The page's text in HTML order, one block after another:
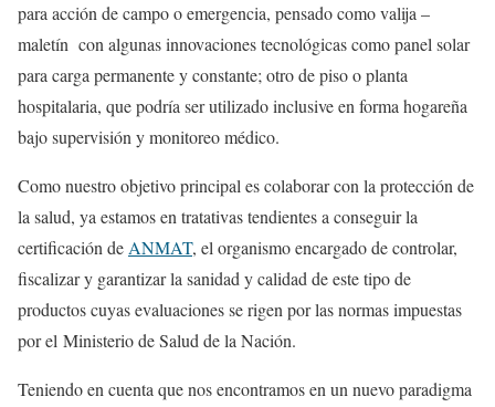
para acción de campo o emergencia, pensado como valija –
maletín con algunas innovaciones tecnológicas como panel solar
para carga permanente y constante; otro de piso o planta
hospitalaria, que podría ser utilizado inclusive en forma hogareña
bajo supervisión y monitoreo médico.
Como nuestro objetivo principal es colaborar con la protección de
la salud, ya estamos en tratativas tendientes a conseguir la
certificación deANMAT, el organismo encargado de controlar,
fiscalizar y garantizar la sanidad y calidad de este tipo de
productos cuyas evaluaciones se rigen por las normas impuestas
por el Ministerio de Salud de la Nación.
Teniendo en cuenta que nos encontramos en un nuevo paradigma